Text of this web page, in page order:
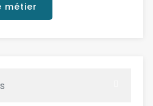
métier